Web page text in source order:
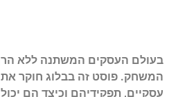
בעולם העסקים המשתנה ללא
המשחק. פוסט זה בבלוג חוקר
עסקיים, תפקידיהם וכיצד הם